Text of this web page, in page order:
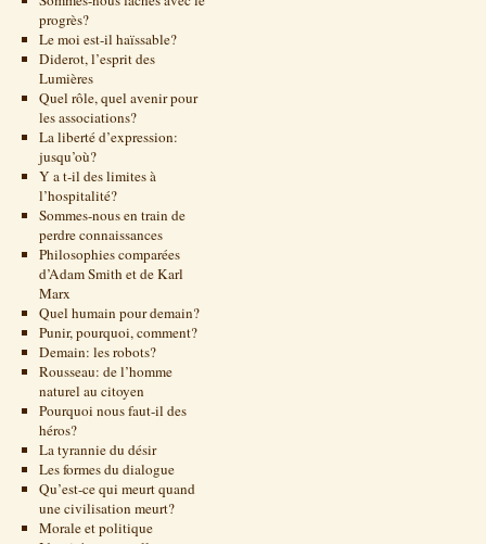
progrès?
Le moi est-il haïssable?
Diderot, l’esprit des
Lumières
Quel rôle, quel avenir pour
les associations?
La liberté d’expression:
jusqu’où?
Y a t-il des limites à
l’hospitalité?
Sommes-nous en train de
perdre connaissances
Philosophies comparées
d’Adam Smith et de Karl
Marx
Quel humain pour demain?
Punir, pourquoi, comment?
Demain: les robots?
Rousseau: de l’homme
naturel au citoyen
Pourquoi nous faut-il des
héros?
La tyrannie du désir
Les formes du dialogue
Qu’est-ce qui meurt quand
une civilisation meurt?
Morale et politique